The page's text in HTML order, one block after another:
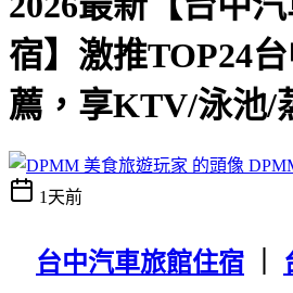
宿】激推TOP24
薦，享KTV/泳池/
1天前
台中汽車旅館住宿